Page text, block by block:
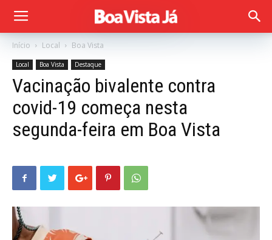
Início Local Boa Vista
Local Boa Vista Destaque
Vacinação bivalente contra
covid-19 começa nesta
segunda-feira em Boa Vista